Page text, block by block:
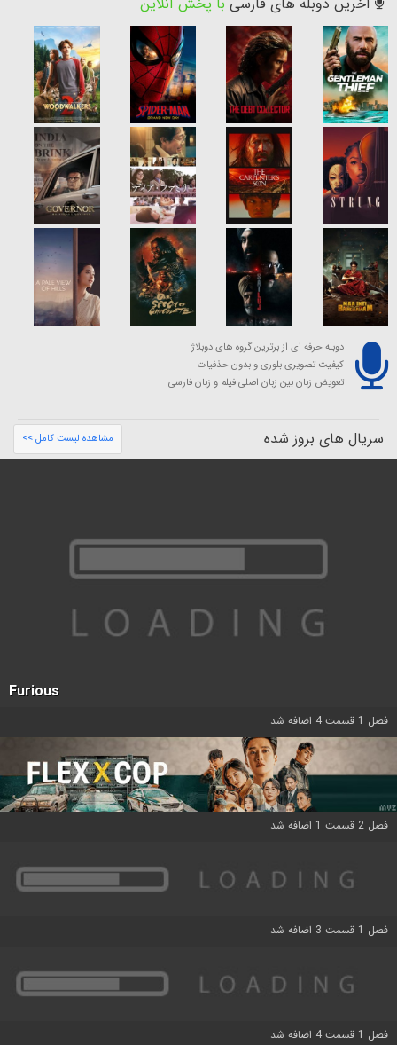
دوبله حرفه ای از برترین گروه های دوبلاژ
کیفیت تصویری بلوری و بدون حذفیات
تعویض زبان بین زبان اصلی فیلم و زبان فارسی
سریال های بروز شده مشاهده لیست کامل >>
Furious
فصل 1 قسمت 4 اضافه شد
فصل 2 قسمت 1 اضافه شد
فصل 1 قسمت 3 اضافه شد
فصل 1 قسمت 4 اضافه شد